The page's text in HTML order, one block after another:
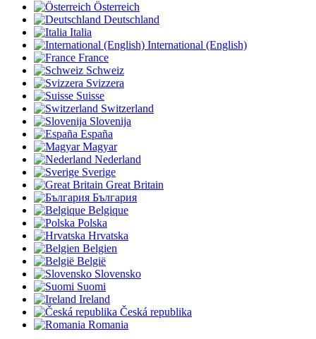
Österreich
Deutschland
Italia
International (English)
France
Schweiz
Svizzera
Suisse
Switzerland
Slovenija
España
Magyar
Nederland
Sverige
Great Britain
България
Belgique
Polska
Hrvatska
Belgien
België
Slovensko
Suomi
Ireland
Česká republika
Romania